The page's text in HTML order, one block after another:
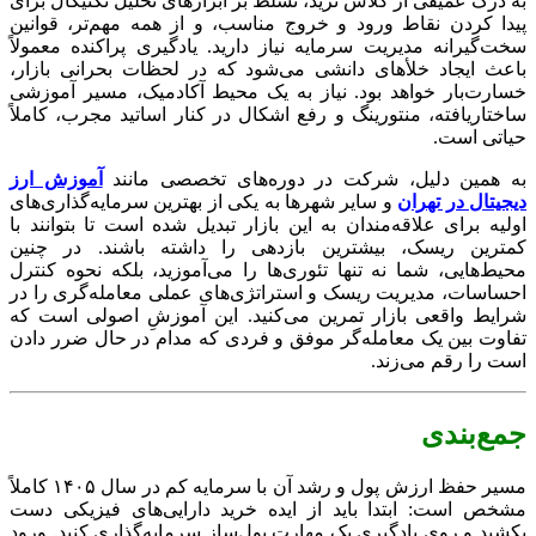
پیدا کردن نقاط ورود و خروج مناسب، و از همه مهم‌تر، قوانین
سخت‌گیرانه مدیریت سرمایه نیاز دارید. یادگیری پراکنده معمولاً
باعث ایجاد خلأهای دانشی می‌شود که در لحظات بحرانی بازار،
خسارت‌بار خواهد بود. نیاز به یک محیط آکادمیک، مسیر آموزشی
ساختاریافته، منتورینگ و رفع اشکال در کنار اساتید مجرب، کاملاً
حیاتی است.
به همین دلیل، شرکت در دوره‌های تخصصی مانند
آموزش ارز
دیجیتال در تهران و سایر شهرها به یکی از بهترین سرمایه‌گذاری‌های
اولیه برای علاقه‌مندان به این بازار تبدیل شده است تا بتوانند با
کمترین ریسک، بیشترین بازدهی را داشته باشند. در چنین
محیط‌هایی، شما نه تنها تئوری‌ها را می‌آموزید، بلکه نحوه کنترل
احساسات، مدیریت ریسک و استراتژی‌های عملی معامله‌گری را در
شرایط واقعی بازار تمرین می‌کنید. این آموزشِ اصولی است که
تفاوت بین یک معامله‌گر موفق و فردی که مدام در حال ضرر دادن
است را رقم می‌زند.
جمع‌بندی
مسیر حفظ ارزش پول و رشد آن با سرمایه کم در سال ۱۴۰۵ کاملاً
مشخص است: ابتدا باید از ایده خرید دارایی‌های فیزیکی دست
بکشید و روی یادگیری یک مهارت پول‌ساز سرمایه‌گذاری کنید. ورود